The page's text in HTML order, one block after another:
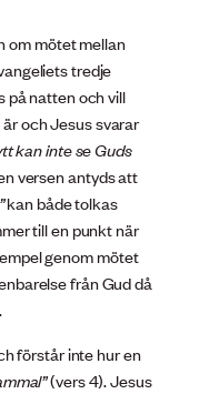
om mötet mellan
tredje
på natten och vill
och Jesus svarar
kan inte se Guds
versen antyds att
kan både tolkas
till en punkt när
genom mötet
från Gud då
förstår inte hur en
(vers 4). Jesus